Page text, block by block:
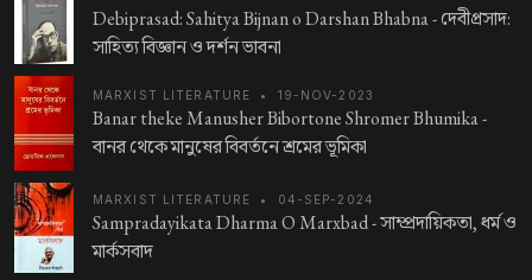
Debiprasad: Sahitya Bijnan o Darshan Bhabna -দেবীপ্রসাদ:
সাহিত্য বিজ্ঞান ও দর্শন ভাবনা
MARXIST LITERATURE • 19-NOV-2023
Banar theke Manusher Bibortone Shromer Bhumika -
বানর থেকে মানুষের বিবর্তনে শ্রমের ভূমিকা
MARXIST LITERATURE • 04-SEP-2024
Sampradayikata Dharma O Marxbad -সাম্প্রদায়িকতা, ধর্ম ও
মার্কসবাদ